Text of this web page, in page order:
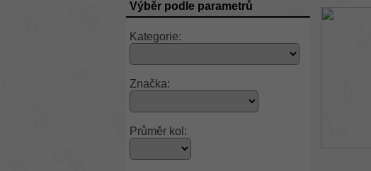
Výběr podle parametrů
Kategorie:
Značka:
Průměr kol: